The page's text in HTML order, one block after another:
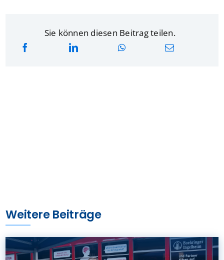
Sie können diesen Beitrag teilen.
Weitere Beiträge